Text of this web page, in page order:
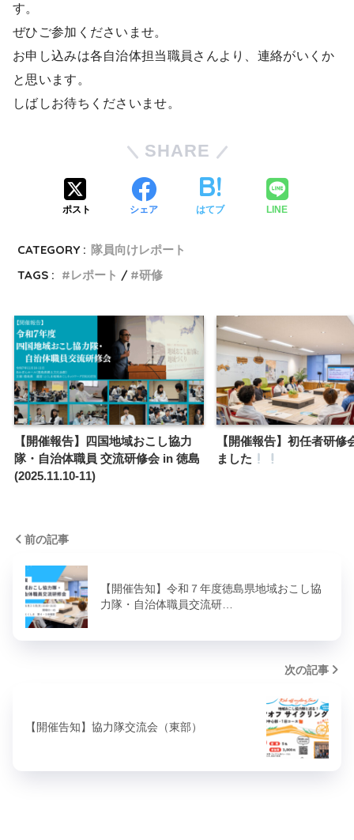
す。
ぜひご参加くださいませ。
お申し込みは各自治体担当職員さんより、連絡がいくか
と思います。
しばしお待ちくださいませ。
SHARE
ポスト シェア はてブ LINE
CATEGORY : 隊員向けレポート
TAGS :
レポート 研修
【開催報告】四国地域おこし協力
隊・自治体職員 交流研修会 in 徳島
(2025.11.10-11)
【開催報告】初任者研修
ました
前の記事
【開催告知】令和７年度徳島県地域おこし協
力隊・自治体職員交流研…
次の記事
【開催告知】協力隊交流会（東部）